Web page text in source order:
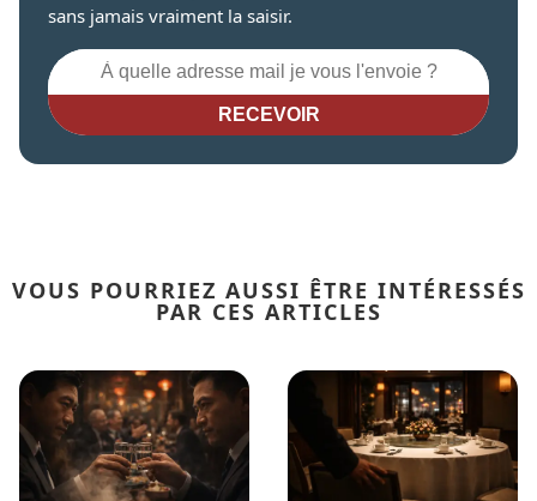
sans jamais vraiment la saisir.
RECEVOIR
VOUS POURRIEZ AUSSI ÊTRE INTÉRESSÉS
PAR CES ARTICLES